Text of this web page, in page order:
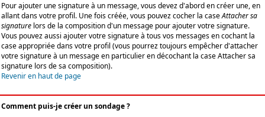
Pour ajouter une signature à un message, vous devez d'abord en créer une, en
allant dans votre profil. Une fois créée, vous pouvez cocher la caseAttacher sa
signature lors de la composition d'un message pour ajouter votre signature.
Vous pouvez aussi ajouter votre signature à tous vos messages en cochant la
case appropriée dans votre profil (vous pourrez toujours empêcher d'attacher
votre signature à un message en particulier en décochant la case Attacher sa
signature lors de sa composition).
Revenir en haut de page
Comment puis-je créer un sondage ?